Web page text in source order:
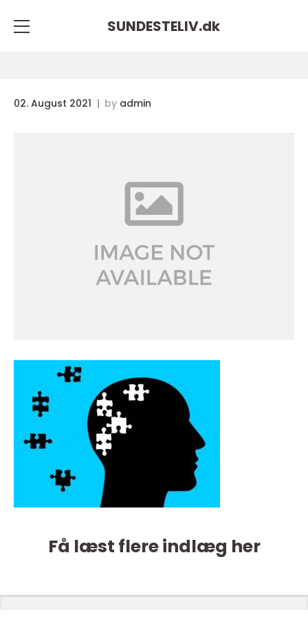
SUNDESTELIV.dk
02. August 2021 by admin
Få læst flere indlæg her